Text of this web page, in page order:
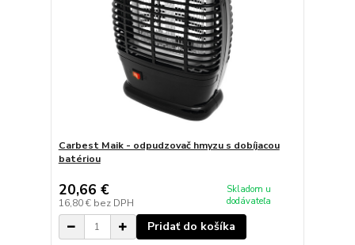
Carbest Maik - odpudzovač hmyzu s dobíjacou
batériou
20,66 €
16,80 € bez DPH
Skladom u
dodávateľa
Pridať do košíka